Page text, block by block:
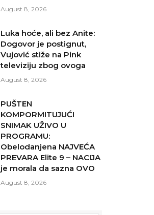
August 8, 2026
Luka hoće, ali bez Anite:
Dogovor je postignut,
Vujović stiže na Pink
televiziju zbog ovoga
August 8, 2026
PUŠTEN
KOMPORMITUJUĆI
SNIMAK UŽIVO U
PROGRAMU:
Obelodanjena NAJVEĆA
PREVARA Elite 9 – NACIJA
je morala da sazna OVO
August 8, 2026